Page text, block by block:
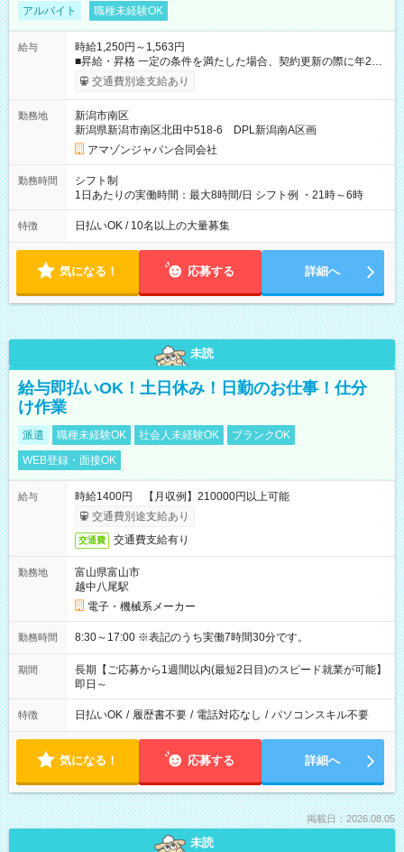
アルバイト 職種未経験OK
給与
時給1,250円～1,563円
■昇給・昇格 一定の条件を満たした場合、契約更新の際に年2回
まで昇給の機会があります。 ■正社員登用制度あり ※月末締/翌
月25日支払い ※時間外手当、別途支給 ※深夜割増賃金 (22:00～
☆Amazon直雇用で安定して働けます！ 【試用期間】試用期間
あり 試用期間の長さ：1週間 雇用形態、給与は本採用時と同じ
です。
交通費別途支給あり
勤務地
新潟市南区
新潟県新潟市南区北田中518-6 DPL新潟南A区画
アマゾンジャパン合同会社
勤務時間
シフト制
1日あたりの実働時間：最大8時間/日 シフト例 ・21時～6時
特徴 日払いOK / 10名以上の大量募集
気になる！ 応募する 詳細へ
未読
給与即払いOK！土日休み！日勤のお仕事！仕分
け作業
派遣 職種未経験OK 社会人未経験OK
ブランクOK
WEB登録・面接OK
給与
時給1400円 【月収例】210000円以上可能
交通費別途支給あり
交通費 交通費支給有り
勤務地
富山県富山市
越中八尾駅
電子・機械系メーカー
勤務時間 8:30～17:00 ※表記のうち実働7時間30分です。
期間
長期【ご応募から1週間以内(最短2日目)のスピード就業が可能】
即日～
特徴 日払いOK / 履歴書不要 / 電話対応なし / パソコンスキル不要
気になる！ 応募する 詳細へ
掲載日：2026.08.05
未読